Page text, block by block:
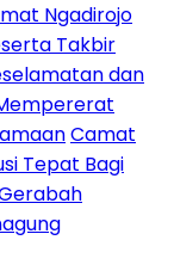
Ngadirojo
Takbir
dan
Camat
Tepat Bagi